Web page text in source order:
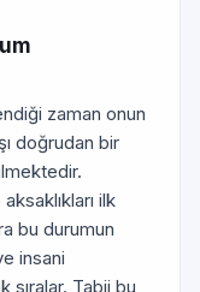
zaman onun
doğrudan bir
ilk
bu durumun
insani
Tabii bu